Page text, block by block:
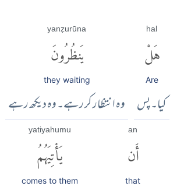
hal
هَلْ
Are
کیا۔ پس
yanẓurūna
يَنظُرُونَ
they waiting
وہ انتظار کر رہے۔ وہ دیکھ رہے
an
أَن
that
yatiyahumu
يَأْتِيَهُمُ
comes to them